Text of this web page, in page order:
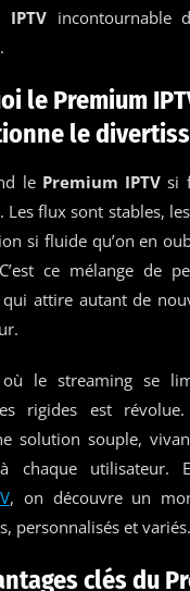
IPTV incontournable
le Premium
le
le Premium IPTV si
Les flux sont stables,
si fluide qu’on en
ce mélange de
attire autant de
où le streaming se
rigides est
solution souple,
à chaque utilisateur.
, on découvre un
personnalisés et variés.
clés du